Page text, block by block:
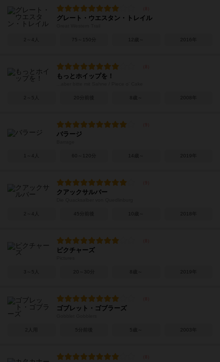
グレート・ウエスタン・トレイル
2～4人 75～150分 12歳～ 2016年
もっとホイップを！
2～5人 20分前後 8歳～ 2008年
バラージ
1～4人 60～120分 14歳～ 2019年
クアックサルバー
2～4人 45分前後 10歳～ 2018年
ピクチャーズ
3～5人 20～30分 8歳～ 2019年
ゴブレット・ゴブラーズ
2人用 5分前後 5歳～ 2003年